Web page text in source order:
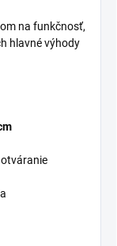
na funkčnosť,
hlavné výhody